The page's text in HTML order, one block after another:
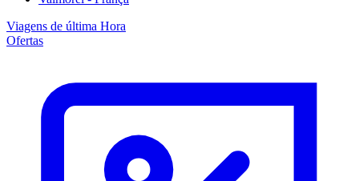
Viagens de última Hora
Ofertas